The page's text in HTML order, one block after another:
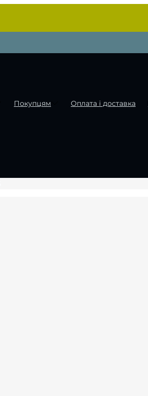
Покупцям Оплата і доставка